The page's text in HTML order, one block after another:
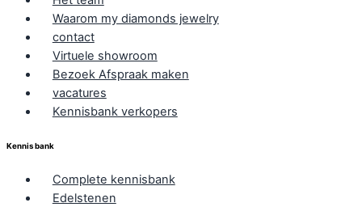
Waarom my diamonds jewelry
contact
Virtuele showroom
Bezoek Afspraak maken
vacatures
Kennisbank verkopers
Kennis bank
Complete kennisbank
Edelstenen